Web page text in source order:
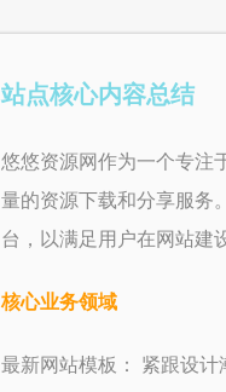
站点核心内容总结
悠悠资源网作为一个专注
量的资源下载和分享服务
台，以满足用户在网站建
核心业务领域
最新网站模板： 紧跟设